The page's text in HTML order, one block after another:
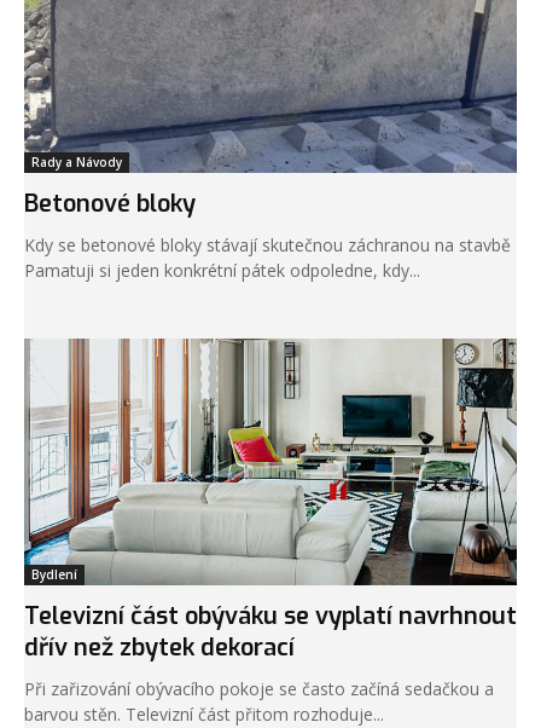
Rady a Návody
Betonové bloky
Kdy se betonové bloky stávají skutečnou záchranou na stavbě
Pamatuji si jeden konkrétní pátek odpoledne, kdy...
Bydlení
Televizní část obýváku se vyplatí navrhnout
dřív než zbytek dekorací
Při zařizování obývacího pokoje se často začíná sedačkou a
barvou stěn. Televizní část přitom rozhoduje...